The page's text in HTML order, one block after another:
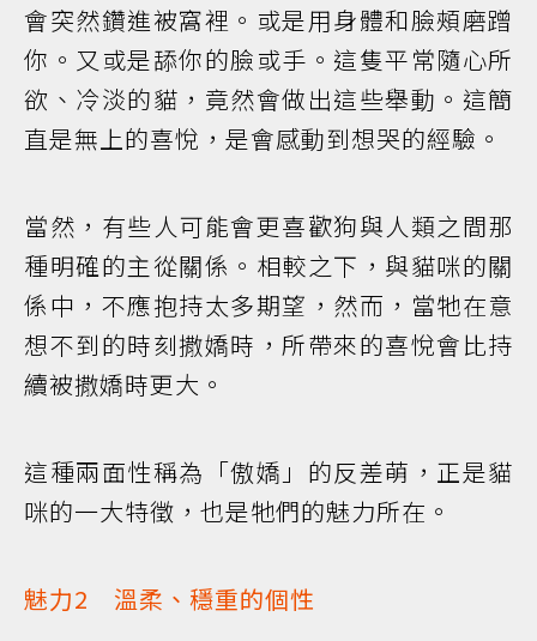
會突然鑽進被窩裡。或是用身體和臉頰磨蹭
你。又或是舔你的臉或手。這隻平常隨心所
欲、冷淡的貓，竟然會做出這些舉動。這簡
直是無上的喜悅，是會感動到想哭的經驗。
當然，有些人可能會更喜歡狗與人類之間那
種明確的主從關係。相較之下，與貓咪的關
係中，不應抱持太多期望，然而，當牠在意
想不到的時刻撒嬌時，所帶來的喜悅會比持
續被撒嬌時更大。
這種兩面性稱為「傲嬌」的反差萌，正是貓
咪的一大特徵，也是牠們的魅力所在。
魅力2 溫柔、穩重的個性